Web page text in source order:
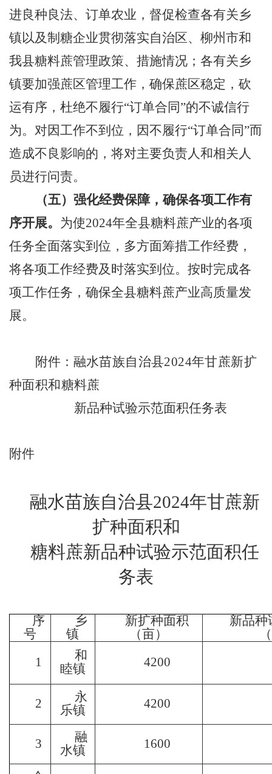
进良种良法、订单农业，督促检查各有关乡
镇以及制糖企业贯彻落实自治区、柳州市和
我县糖料蔗管理政策、措施情况；各有关乡
镇要加强蔗区管理工作，确保蔗区稳定，砍
运有序，杜绝不履行“订单合同”的不诚信行
为。对因工作不到位，因不履行“订单合同”而
造成不良影响的，将对主要负责人和相关人
员进行问责。
（五）强化经费保障，确保各项工作有
序开展。 为使2024年全县糖料蔗产业的各项
任务全面落实到位，多方面筹措工作经费，
将各项工作经费及时落实到位。按时完成各
项工作任务，确保全县糖料蔗产业高质量发
展。
附件： 融水苗族自治县2024年甘蔗新扩
种面积和糖料蔗
新品种试验示范面积任务表
附件
融水苗族自治县2024年甘蔗新
扩种面积和
糖料蔗新品种试验示范面积任
务表
序
号
乡
镇
新扩种面积
（亩）
新品种
1
和
睦镇
4200
2
永
乐镇
4200
3
融
水镇
1600